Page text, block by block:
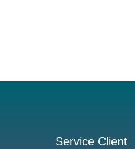
Service Client